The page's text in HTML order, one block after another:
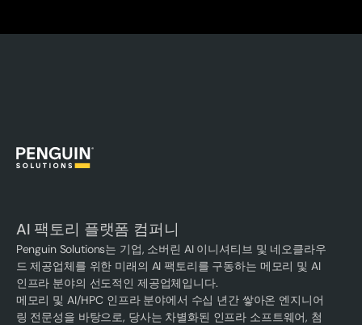
AI 팩토리 플랫폼 컴퍼니
Penguin Solutions는 기업, 소버린 AI 이니셔티브 및 네오클라우
드 제공업체를 위한 미래의 AI 팩토리를 구동하는 메모리 및 AI
인프라 분야의 선도적인 제공업체입니다.
메모리 및 AI/HPC 인프라 분야에서 수십 년간 쌓아온 엔지니어
링 전문성을 바탕으로, 당사는 차별화된 인프라 소프트웨어, 첨